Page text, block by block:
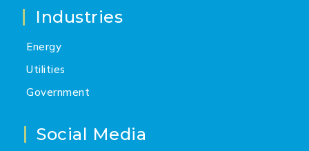
Industries
Energy
Utilities
Government
Social Media